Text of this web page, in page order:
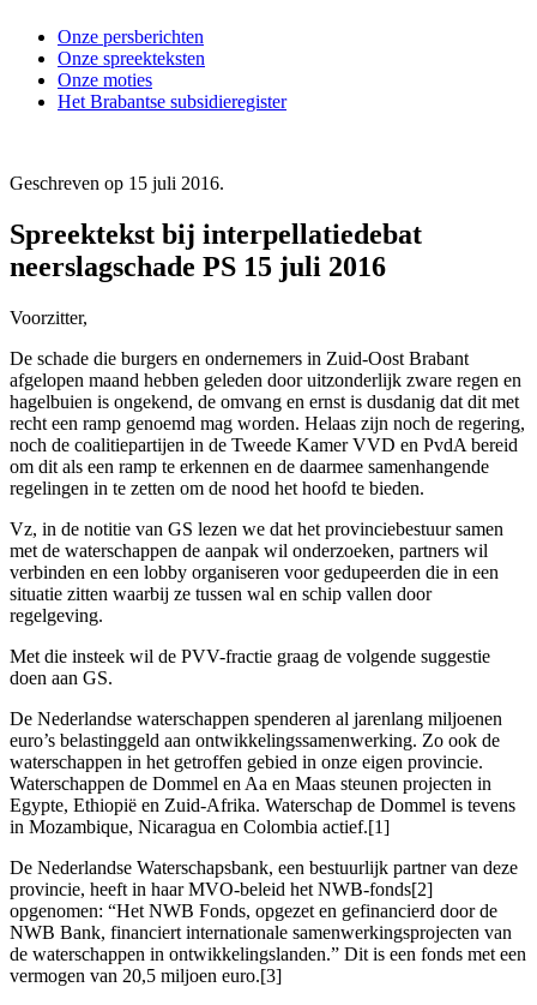
Onze persberichten
Onze spreekteksten
Onze moties
Het Brabantse subsidieregister
Geschreven op 15 juli 2016.
Spreektekst bij interpellatiedebat
neerslagschade PS 15 juli 2016
Voorzitter,
De schade die burgers en ondernemers in Zuid-Oost Brabant
afgelopen maand hebben geleden door uitzonderlijk zware regen en
hagelbuien is ongekend, de omvang en ernst is dusdanig dat dit met
recht een ramp genoemd mag worden. Helaas zijn noch de regering,
noch de coalitiepartijen in de Tweede Kamer VVD en PvdA bereid
om dit als een ramp te erkennen en de daarmee samenhangende
regelingen in te zetten om de nood het hoofd te bieden.
Vz, in de notitie van GS lezen we dat het provinciebestuur samen
met de waterschappen de aanpak wil onderzoeken, partners wil
verbinden en een lobby organiseren voor gedupeerden die in een
situatie zitten waarbij ze tussen wal en schip vallen door
regelgeving.
Met die insteek wil de PVV-fractie graag de volgende suggestie
doen aan GS.
De Nederlandse waterschappen spenderen al jarenlang miljoenen
euro’s belastinggeld aan ontwikkelingssamenwerking. Zo ook de
waterschappen in het getroffen gebied in onze eigen provincie.
Waterschappen de Dommel en Aa en Maas steunen projecten in
Egypte, Ethiopië en Zuid-Afrika. Waterschap de Dommel is tevens
in Mozambique, Nicaragua en Colombia actief.[1]
De Nederlandse Waterschapsbank, een bestuurlijk partner van deze
provincie, heeft in haar MVO-beleid het NWB-fonds[2]
opgenomen: “Het NWB Fonds, opgezet en gefinancierd door de
NWB Bank, financiert internationale samenwerkingsprojecten van
de waterschappen in ontwikkelingslanden.” Dit is een fonds met een
vermogen van 20,5 miljoen euro.[3]